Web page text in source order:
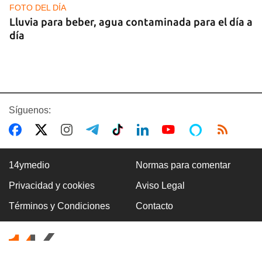
FOTO DEL DÍA
Lluvia para beber, agua contaminada para el día a
día
COMERCIO
La Cuevita, el verdadero mercado mayorista de
Cuba, abastece la economía nacional
Síguenos:
14ymedio Normas para comentar
Privacidad y cookies Aviso Legal
Términos y Condiciones Contacto